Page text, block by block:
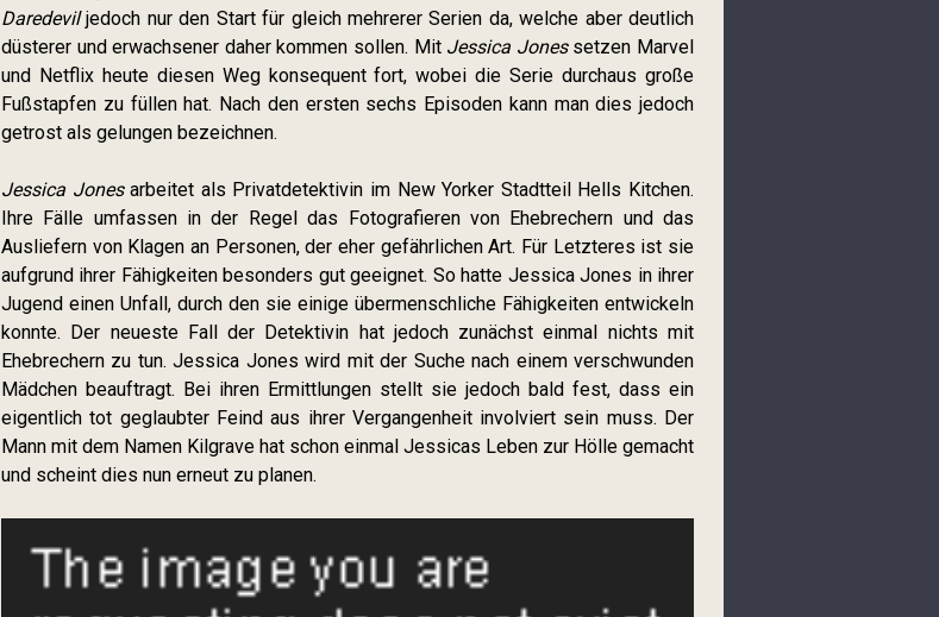
Daredeviljedoch nur den Start für gleich mehrerer Serien da, welche aber deutlich
düsterer und erwachsener daher kommen sollen. MitJessica Jonessetzen Marvel
und Netflix heute diesen Weg konsequent fort, wobei die Serie durchaus große
Fußstapfen zu füllen hat. Nach den ersten sechs Episoden kann man dies jedoch
getrost als gelungen bezeichnen.
Jessica Jonesarbeitet als Privatdetektivin im New Yorker Stadtteil Hells Kitchen.
Ihre Fälle umfassen in der Regel das Fotografieren von Ehebrechern und das
Ausliefern von Klagen an Personen, der eher gefährlichen Art. Für Letzteres ist sie
aufgrund ihrer Fähigkeiten besonders gut geeignet. So hatte Jessica Jones in ihrer
Jugend einen Unfall, durch den sie einige übermenschliche Fähigkeiten entwickeln
konnte. Der neueste Fall der Detektivin hat jedoch zunächst einmal nichts mit
Ehebrechern zu tun. Jessica Jones wird mit der Suche nach einem verschwunden
Mädchen beauftragt. Bei ihren Ermittlungen stellt sie jedoch bald fest, dass ein
eigentlich tot geglaubter Feind aus ihrer Vergangenheit involviert sein muss. Der
Mann mit dem Namen Kilgrave hat schon einmal Jessicas Leben zur Hölle gemacht
und scheint dies nun erneut zu planen.